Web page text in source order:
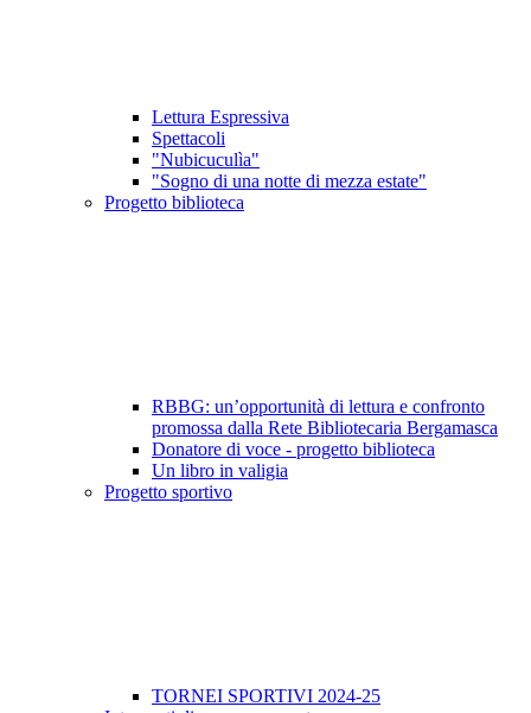
Lettura Espressiva
Spettacoli
"Nubicuculìa"
"Sogno di una notte di mezza estate"
Progetto biblioteca
RBBG: un’opportunità di lettura e confronto
promossa dalla Rete Bibliotecaria Bergamasca
Donatore di voce - progetto biblioteca
Un libro in valigia
Progetto sportivo
TORNEI SPORTIVI 2024-25